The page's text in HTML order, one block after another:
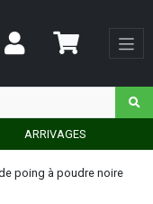
ARRIVAGES
poing à poudre noire